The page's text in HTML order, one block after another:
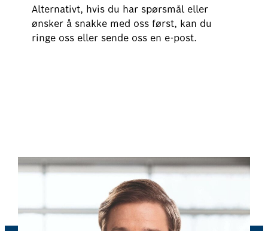
Alternativt, hvis du har spørsmål eller
ønsker å snakke med oss først, kan du
ringe oss eller sende oss en e-post.